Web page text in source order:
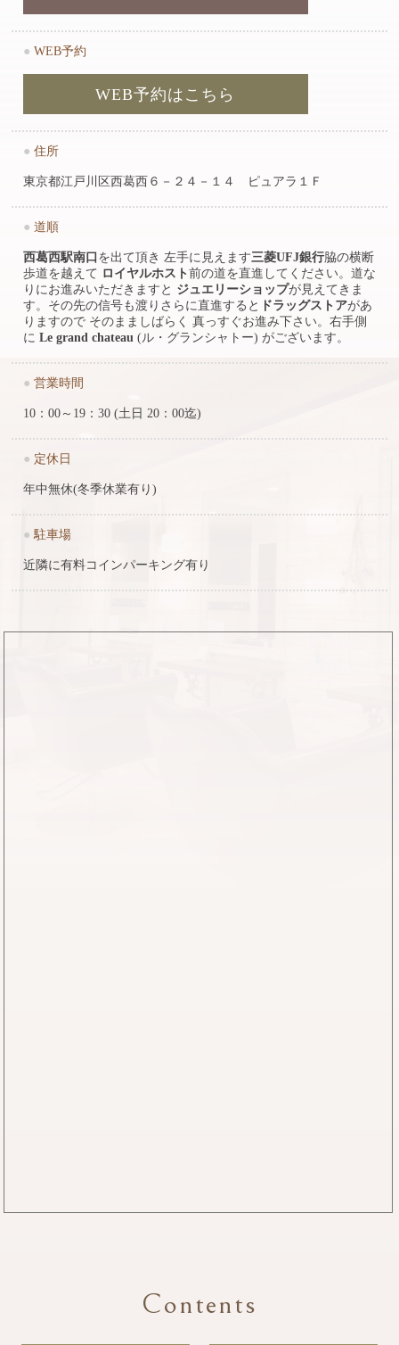
● WEB予約
WEB予約はこちら
● 住所
東京都江戸川区西葛西６－２４－１４ ピュアラ１Ｆ
● 道順
西葛西駅南口 を出て頂き 左手に見えます三菱UFJ銀行脇の横断
歩道を越えて ロイヤルホスト 前の道を直進してください。道な
りにお進みいただきますと ジュエリーショップが見えてきま
す。その先の信号も渡りさらに直進すると ドラッグストアがあ
りますので そのまましばらく 真っすぐお進み下さい。右手側
に Le grand chateau (ル・グランシャトー) がございます。
● 営業時間
10：00～19：30 (土日 20：00迄)
● 定休日
年中無休(冬季休業有り)
● 駐車場
近隣に有料コインパーキング有り
Contents